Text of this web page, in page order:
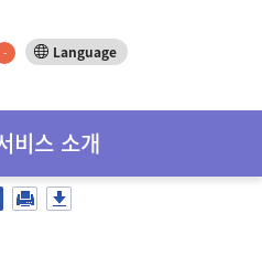
- Language
비스 소개